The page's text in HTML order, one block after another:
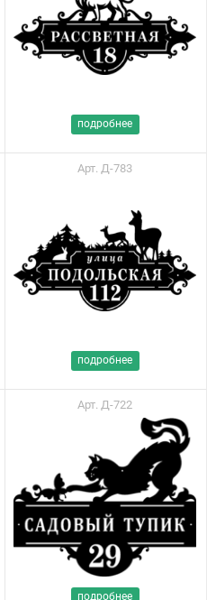
подробнее
Арт. Д-783
подробнее
Арт. Д-722
подробнее